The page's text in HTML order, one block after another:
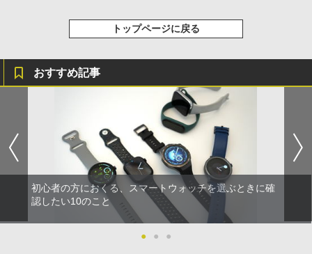
トップページに戻る
おすすめ記事
初心者の方におくる、スマートウォッチを選ぶときに確
認したい10のこと
● ● ●